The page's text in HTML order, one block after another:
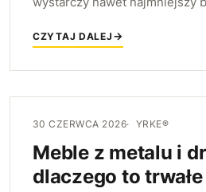
zamienić go w małą, wygodną
CZYTAJ DALEJ
30 CZERWCA 2026 YRKE®
Meble z metalu i
dlaczego to